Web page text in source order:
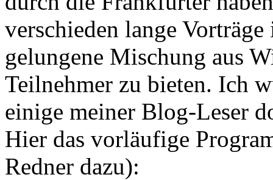
verschieden lange
gelungene Mischung aus
Teilnehmer zu bieten. Ich
einige meiner Blog-Leser
Hier das vorläufige
Redner dazu):